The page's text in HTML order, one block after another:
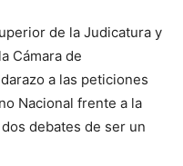
de la Judicatura y
Cámara de
a las peticiones
Nacional frente a la
debates de ser un